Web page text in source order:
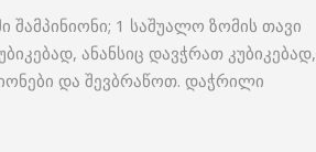
შამპინიონი; 1 საშუალო ზომის თავი
ანანსიც დავჭრათ კუბიკებად,
და შევბრაწოთ. დაჭრილი